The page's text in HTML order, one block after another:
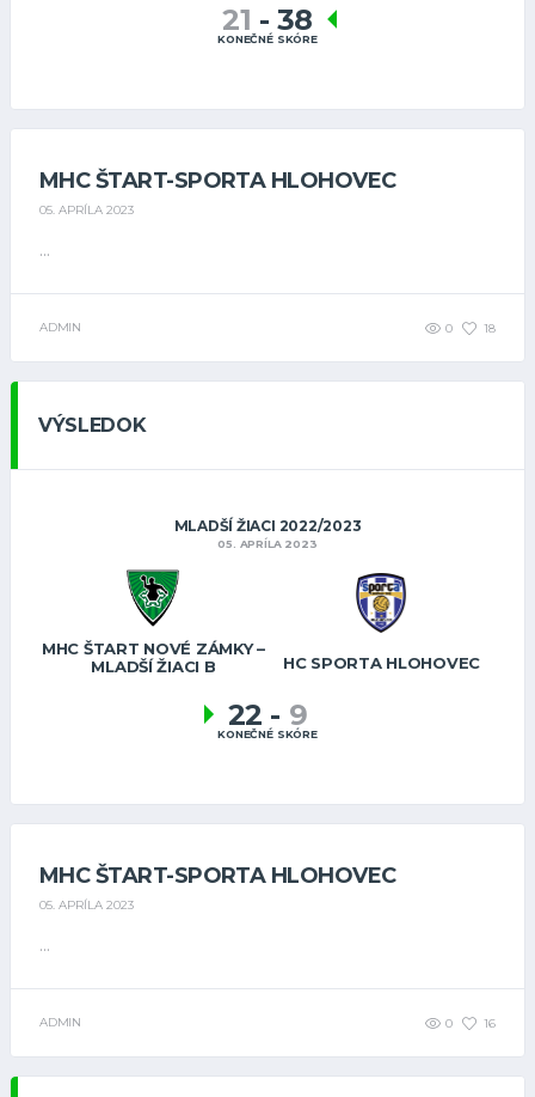
21 - 38
KONEČNÉ SKÓRE
MHC ŠTART-SPORTA HLOHOVEC
05. APRÍLA 2023
...
ADMIN 0 18
VÝSLEDOK
MLADŠÍ ŽIACI 2022/2023
05. APRÍLA 2023
MHC ŠTART NOVÉ ZÁMKY –
MLADŠÍ ŽIACI B
HC SPORTA HLOHOVEC
22 - 9
KONEČNÉ SKÓRE
MHC ŠTART-SPORTA HLOHOVEC
05. APRÍLA 2023
...
ADMIN 0 16